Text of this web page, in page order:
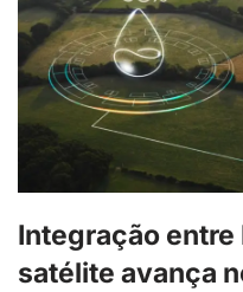
Integração entre
satélite avança